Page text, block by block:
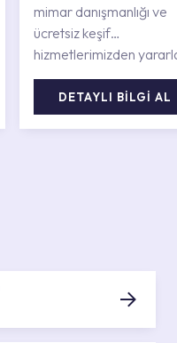
mimar danışmanlığı ve
ücretsiz keşif
hizmetlerimizden
DETAYLI BİLGİ AL